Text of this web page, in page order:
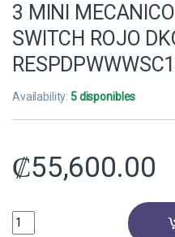
3 MINI
SWITCH ROJO
Availability:5 disponibles
₡55,600.00
TECLADO GAMING RGB